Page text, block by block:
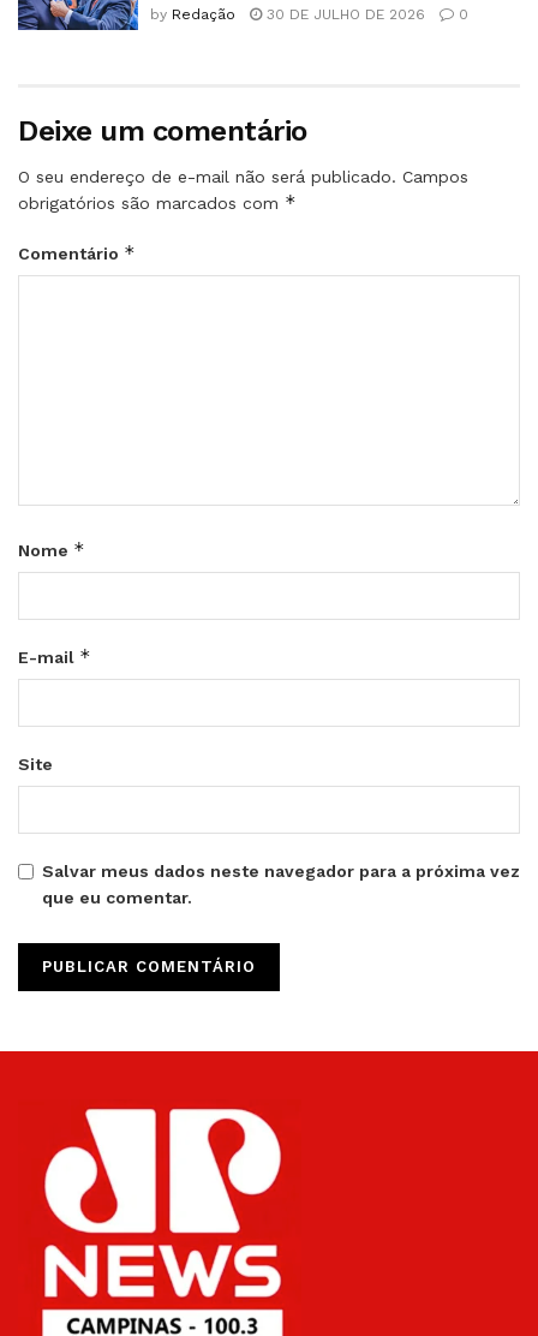
by Redação 30 DE JULHO DE 2026 0
Deixe um comentário
O seu endereço de e-mail não será publicado. Campos
obrigatórios são marcados com *
Comentário *
Nome *
E-mail *
Site
Salvar meus dados neste navegador para a próxima vez
que eu comentar.